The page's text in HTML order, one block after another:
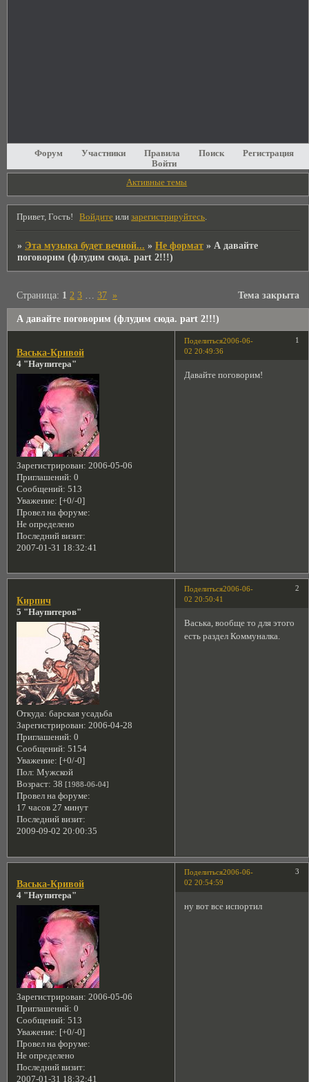
Форум Участники Правила Поиск
Регистрация
Войти
Активные темы
Привет, Гость! Войдите илизарегистрируйтесь.
» Эта музыка будет вечной... »Не формат » А давайте
поговорим (флудим сюда. part 2!!!)
А давайте поговорим (флудим сюда. part 2!!!)
Страница: 1 2 3 … 37 » Тема закрыта
Поделиться 1
2006-06-
02 20:49:36
Васька-Кривой
4 "Наупитера"
Зарегистрирован: 2006-05-06
Приглашений: 0
Сообщений: 513
Уважение: [+0/-0]
Провел на форуме:
Не определено
Последний визит:
2007-01-31 18:32:41
Давайте поговорим!
Поделиться 2
2006-06-
02 20:50:41
Кирпич
5 "Наупитеров"
Откуда: барская усадьба
Зарегистрирован: 2006-04-28
Приглашений: 0
Сообщений: 5154
Уважение: [+0/-0]
Пол: Мужской
Возраст: 38 [1988-06-04]
Провел на форуме:
17 часов 27 минут
Последний визит:
2009-09-02 20:00:35
Васька, вообще то для этого
есть раздел Коммуналка.
Поделиться 3
2006-06-
02 20:54:59
Васька-Кривой
4 "Наупитера"
Зарегистрирован: 2006-05-06
Приглашений: 0
Сообщений: 513
Уважение: [+0/-0]
Провел на форуме:
Не определено
Последний визит:
2007-01-31 18:32:41
ну вот все испортил